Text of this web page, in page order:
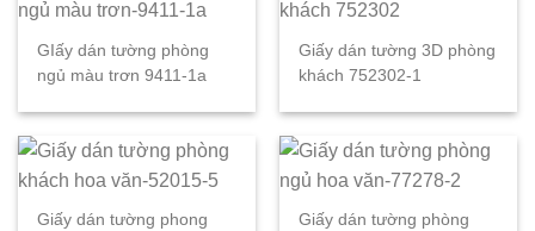
GIấy dán tường phòng
ngủ màu trơn 9411-1a
Giấy dán tường 3D phòng
khách 752302-1
Giấy dán tường phong
Giấy dán tường phòng